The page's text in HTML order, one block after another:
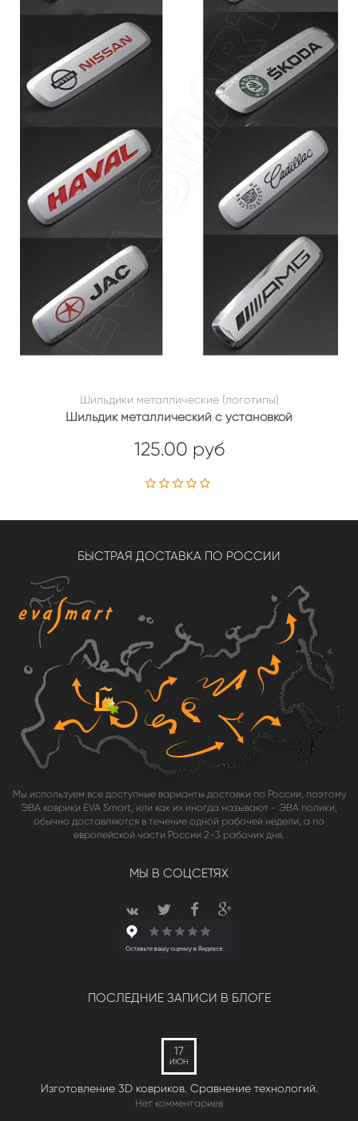
Шильдики металлические (логотипы)
Шильдик металлический с установкой
125.00 руб
БЫСТРАЯ ДОСТАВКА ПО РОССИИ
Мы используем все доступные варианты доставки по России, поэтому
ЭВА коврики EVA Smart, или как их иногда называют - ЭВА полики,
обычно доставляются в течение одной рабочей недели, а по
европейской части России 2-3 рабочих дня.
МЫ В СОЦСЕТЯХ
ПОСЛЕДНИЕ ЗАПИСИ В БЛОГЕ
17
ИЮН
Изготовление 3D ковриков. Сравнение технологий.
Нет комментариев